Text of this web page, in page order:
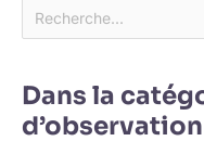
Dans la
d’observation